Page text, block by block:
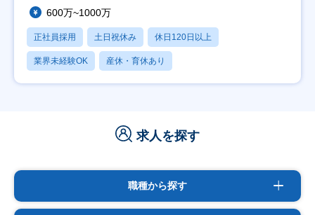
600万~1000万
正社員採用 土日祝休み 休日120日以上
業界未経験OK 産休・育休あり
求人を探す
職種から探す